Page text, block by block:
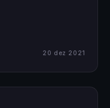
20 dez 2021